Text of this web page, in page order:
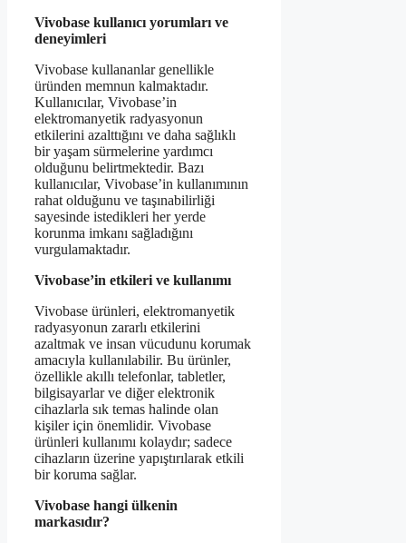
Vivobase kullanıcı yorumları ve
deneyimleri
Vivobase kullananlar genellikle
üründen memnun kalmaktadır.
Kullanıcılar, Vivobase’in
elektromanyetik radyasyonun
etkilerini azalttığını ve daha sağlıklı
bir yaşam sürmelerine yardımcı
olduğunu belirtmektedir. Bazı
kullanıcılar, Vivobase’in kullanımının
rahat olduğunu ve taşınabilirliği
sayesinde istedikleri her yerde
korunma imkanı sağladığını
vurgulamaktadır.
Vivobase’in etkileri ve kullanımı
Vivobase ürünleri, elektromanyetik
radyasyonun zararlı etkilerini
azaltmak ve insan vücudunu korumak
amacıyla kullanılabilir. Bu ürünler,
özellikle akıllı telefonlar, tabletler,
bilgisayarlar ve diğer elektronik
cihazlarla sık temas halinde olan
kişiler için önemlidir. Vivobase
ürünleri kullanımı kolaydır; sadece
cihazların üzerine yapıştırılarak etkili
bir koruma sağlar.
Vivobase hangi ülkenin
markasıdır?